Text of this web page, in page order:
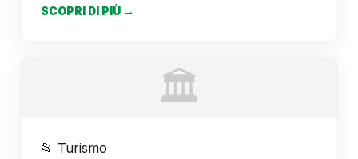
SCOPRI DI PIÙ →
🏛️
📂 Turismo